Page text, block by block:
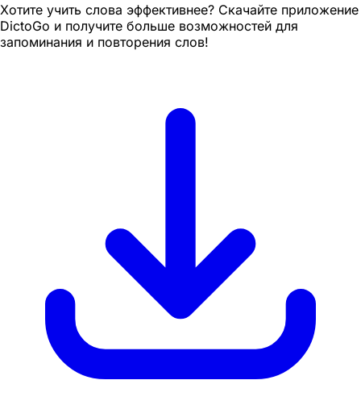
Хотите учить слова эффективнее? Скачайте приложение
DictoGo и получите больше возможностей для
запоминания и повторения слов!